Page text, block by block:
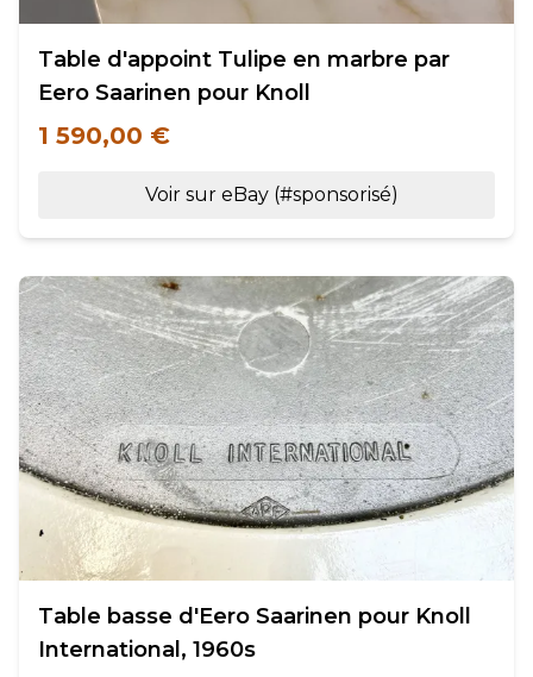
Table d'appoint Tulipe en marbre par
Eero Saarinen pour Knoll
1 590,00 €
Voir sur eBay (#sponsorisé)
Table basse d'Eero Saarinen pour Knoll
International, 1960s